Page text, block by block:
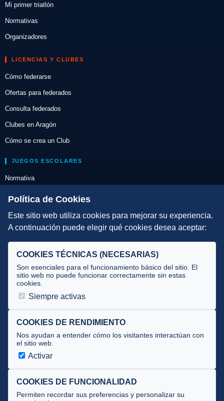
Mi primer triatlón
Normativas
Organizadores
LICENCIAS Y CLUBES
Cómo federarse
Ofertas para federados
Consulta federados
Clubes en Aragón
Cómo se crea un Club
JUEGOS ESCOLARES
Normativa
Escuelas de Triatlón
DIRECCIÓN TÉCNICA
Selecciones
Tecnificación
JUECES Y OFICIALES
Documentos
Cursos
Circulares oficiales
Convocatorias y Equipaciones
Política de Cookies
Este sitio web utiliza cookies para mejorar su experiencia.
A continuación puede elegir qué cookies desea aceptar:
COOKIES TÉCNICAS (NECESARIAS)
Son esenciales para el funcionamiento básico del sitio. El
sitio web no puede funcionar correctamente sin estas
cookies.
Siempre activas
COOKIES DE RENDIMIENTO
Nos ayudan a entender cómo los visitantes interactúan con
el sitio web.
Activar
COOKIES DE FUNCIONALIDAD
Permiten recordar sus preferencias y personalizar su